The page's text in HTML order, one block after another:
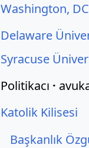
Washington, DC
Delaware
Syracuse
Politikacı
Katolik Kilisesi
Başkanlık